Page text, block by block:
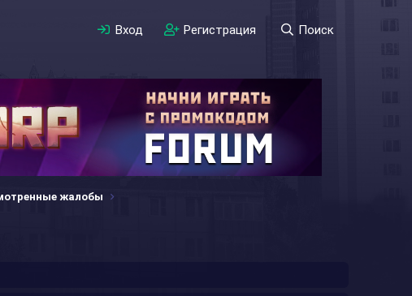
Вход Регистрация Поиск
жалобы